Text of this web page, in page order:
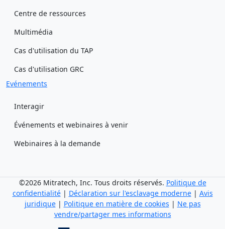
Centre de ressources
Multimédia
Cas d'utilisation du TAP
Cas d'utilisation GRC
Evénements
Interagir
Événements et webinaires à venir
Webinaires à la demande
©2026 Mitratech, Inc. Tous droits réservés. Politique de
confidentialité| Déclaration sur l'esclavage moderne| Avis
juridique| Politique en matière de cookies | Ne pas
vendre/partager mes informations